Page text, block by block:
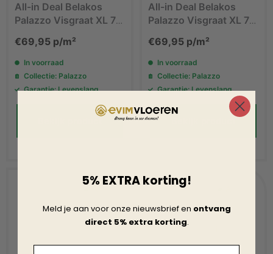
All-in Deal Belakos
Palazzo Visgraat XL 72
€69,95 p/m²
In voorraad
Collectie: Palazzo
Garantie: Levenslang
All-in Deal Belakos
Palazzo Visgraat XL 73
€69,95 p/m²
In voorraad
Collectie: Palazzo
Garantie: Levenslang
5% EXTRA korting!
Meld je aan voor onze nieuwsbrief en ontvang
direct 5% extra korting.